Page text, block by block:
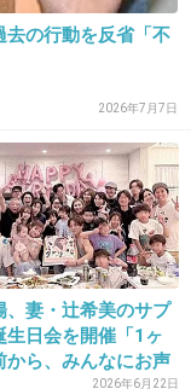
の空気が凍り
ず、がんばっ
去の行動を反省「不
2026年7月7日
、妻・辻希美のサプ
生日会を開催「1ヶ
から、みんなにお声
2026年6月22日